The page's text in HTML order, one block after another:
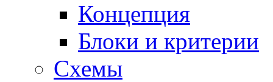
Концепция
Блоки и критерии
Схемы